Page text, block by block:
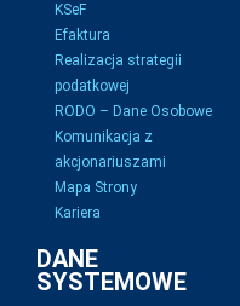
KSeF
Efaktura
Realizacja strategii
podatkowej
RODO – Dane Osobowe
Komunikacja z
akcjonariuszami
Mapa Strony
Kariera
DANE
SYSTEMOWE